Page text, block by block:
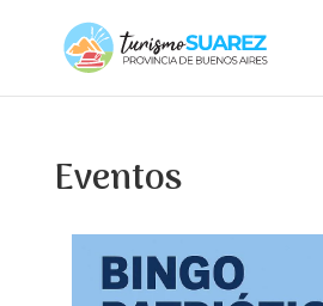
Eventos